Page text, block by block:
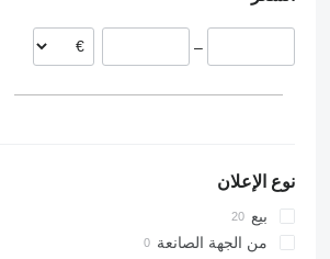
–
نوع الإعلان
بيع
من الجهة الصانعة